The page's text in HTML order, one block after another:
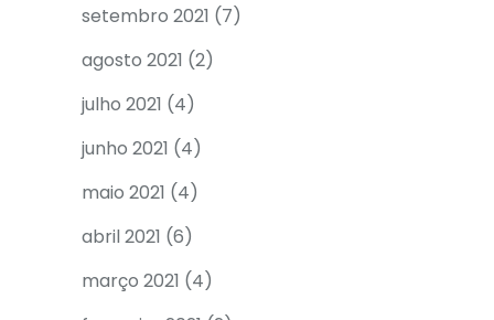
setembro 2021 (7)
agosto 2021 (2)
julho 2021 (4)
junho 2021 (4)
maio 2021 (4)
abril 2021 (6)
março 2021 (4)